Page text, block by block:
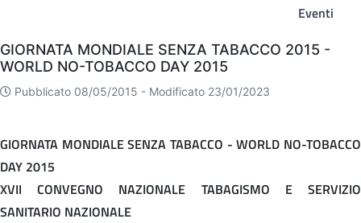
Eventi
Eventi
GIORNATA MONDIALE SENZA TABACCO 2015 -
WORLD NO-TOBACCO DAY 2015
Pubblicato 08/05/2015 - Modificato 23/01/2023
GIORNATA MONDIALE SENZA TABACCO - WORLD NO-TOBACCO
DAY 2015
XVII CONVEGNO NAZIONALE TABAGISMO E SERVIZIO
SANITARIO NAZIONALE